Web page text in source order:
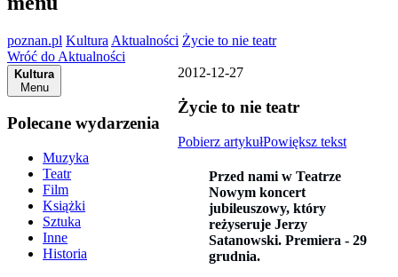
poznan.pl Kultura Aktualności Życie to nie teatr
Wróć do Aktualności
Kultura
Menu
Polecane wydarzenia
Muzyka
Teatr
Film
Książki
Sztuka
Inne
Historia
2012-12-27
Życie to nie teatr
Pobierz artykułPowiększ tekst
Przed nami w Teatrze
Nowym koncert
jubileuszowy, który
reżyseruje Jerzy
Satanowski. Premiera - 29
grudnia.